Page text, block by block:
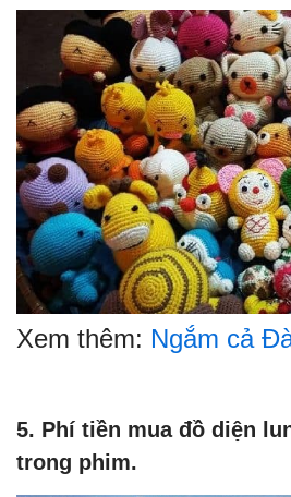
Xem thêm: Ngắm cả
5. Phí tiền mua đồ diện
trong phim.